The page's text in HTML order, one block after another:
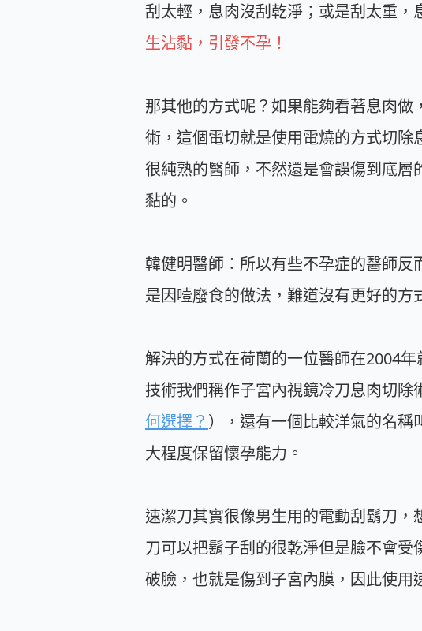
刮太輕，息肉沒刮乾淨；或是刮太重，
生沾黏，引發不孕！
那其他的方式呢？如果能夠看著息肉
術，這個電切就是使用電燒的方式切
很純熟的醫師，不然還是會誤傷到底
黏的。
韓健明醫師：所以有些不孕症的醫師
是因噎廢食的做法，難道沒有更好的方
解決的方式在荷蘭的一位醫師在2004
技術我們稱作子宮內視鏡冷刀息肉切除
何選擇？ ）
，還有一個比較洋氣的名
大程度保留懷孕能力。
速潔刀其實很像男生用的電動刮鬍刀
刀可以把鬍子刮的很乾淨但是臉不會
破臉，也就是傷到子宮內膜，因此使用